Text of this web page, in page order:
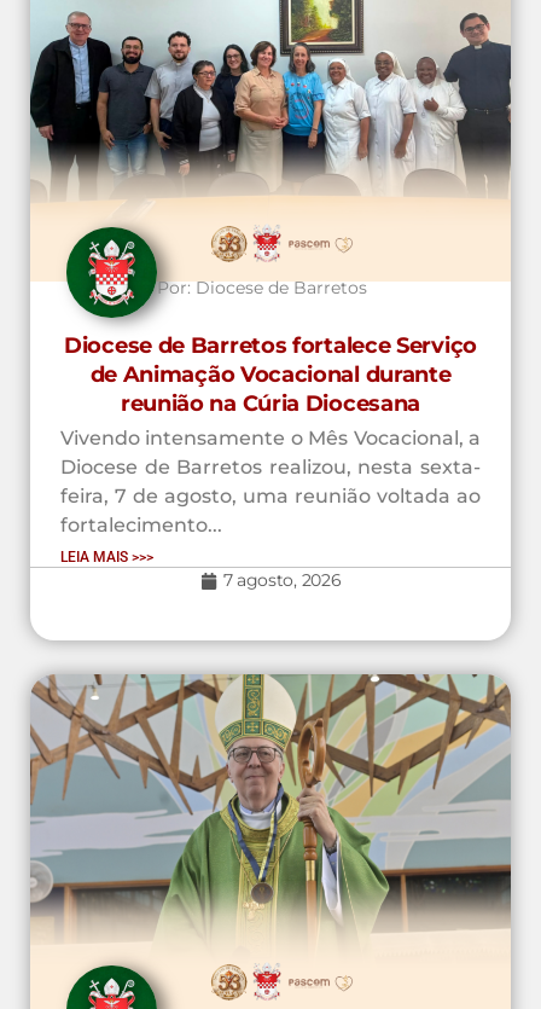
Por:Diocese de Barretos
Diocese de Barretos fortalece Serviço
de Animação Vocacional durante
reunião na Cúria Diocesana
Vivendo intensamente o Mês Vocacional, a
Diocese de Barretos realizou, nesta sexta-
feira, 7 de agosto, uma reunião voltada ao
fortalecimento...
LEIA MAIS >>>
7 agosto, 2026